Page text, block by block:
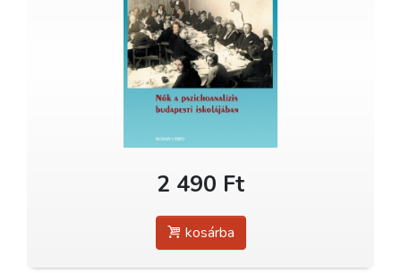
2 490 Ft
kosárba